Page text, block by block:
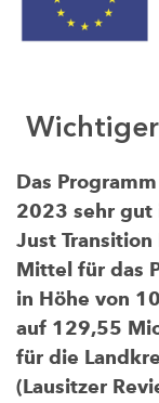
Das
2023 sehr gut
Just Transition
Mittel für das
in Höhe von
auf 129,55
für die
(Lausitzer